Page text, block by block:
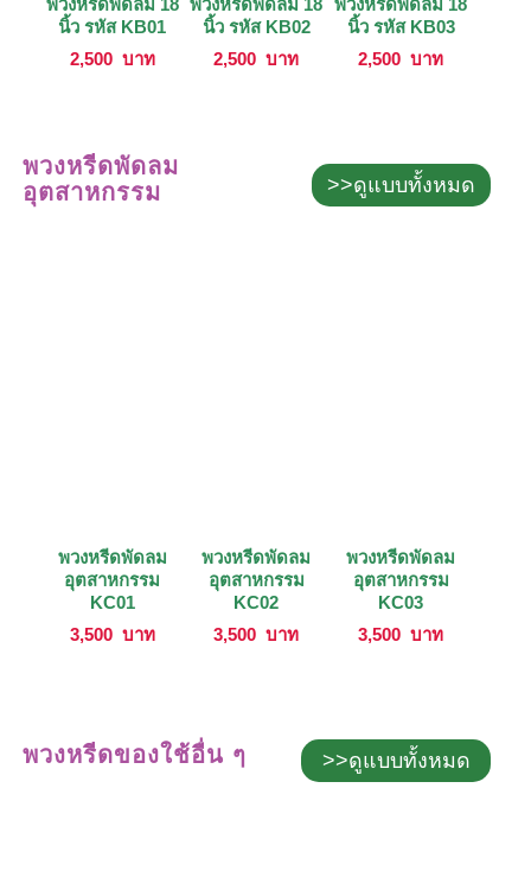
พวงหรีดพัดลม 18
นิ้ว รหัส KB01
2,500 บาท
พวงหรีดพัดลม 18
นิ้ว รหัส KB02
2,500 บาท
พวงหรีดพัดลม 18
นิ้ว รหัส KB03
2,500 บาท
พวงหรีดพัดลม
อุตสาหกรรม
>>ดูแบบทั้งหมด
พวงหรีดพัดลม
อุตสาหกรรม
KC01
3,500 บาท
พวงหรีดพัดลม
อุตสาหกรรม
KC02
3,500 บาท
พวงหรีดพัดลม
อุตสาหกรรม
KC03
3,500 บาท
พวงหรีดของใช้อื่น ๆ >>ดูแบบทั้งหมด